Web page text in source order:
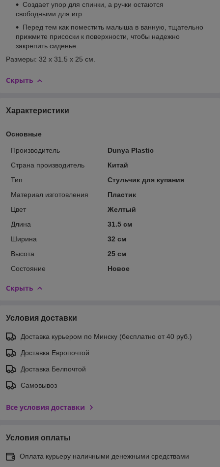
Создает упор для спинки, а ручки остаются
свободными для игр.
Перед тем как поместить малыша в ванную, тщательно
прижмите присоски к поверхности, чтобы надежно
закрепить сиденье.
Размеры: 32 х 31.5 х 25 см.
Скрыть
Характеристики
Основные
Производитель
Dunya Plastic
Страна производитель
Китай
Тип
Стульчик для купания
Материал изготовления
Пластик
Цвет
Желтый
Длина
31.5 см
Ширина
32 см
Высота
25 см
Состояние
Новое
Скрыть
Условия доставки
Доставка курьером по Минску (бесплатно от 40 руб.)
Доставка Европочтой
Доставка Белпочтой
Самовывоз
Все условия доставки
Условия оплаты
Оплата курьеру наличными денежными средствами